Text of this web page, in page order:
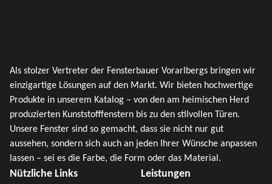
Als stolzer Vertreter der Fensterbauer Vorarlbergs bringen wir
einzigartige Lösungen auf den Markt. Wir bieten hochwertige
Produkte in unserem Katalog – von den am heimischen Herd
produzierten Kunststofffenstern bis zu den stilvollen Türen.
Unsere Fenster sind so gemacht, dass sie nicht nur gut
aussehen, sondern sich auch an jeden Ihrer Wünsche anpassen
lassen – sei es die Farbe, die Form oder das Material.
Nützliche Links Leistungen